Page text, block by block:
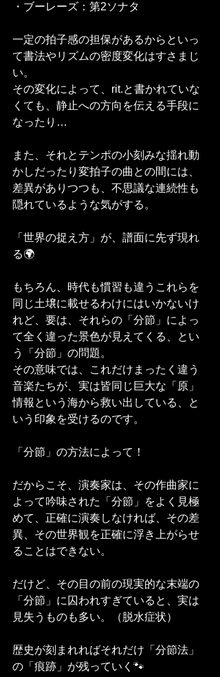
・ブーレーズ：第2ソナタ
一定の拍子感の担保があるからといっ
て書法やリズムの密度変化はすさまじ
い。
その変化によって、rit.と書かれていな
くても、静止への方向を伝える手段に
なったり…
また、それとテンポの小刻みな揺れ動
かしだったり変拍子の曲との間には、
差異がありつつも、不思議な連続性も
隠れているような気がする。
「世界の捉え方」が、譜面に先ず現れ
る🌍
もちろん、時代も慣習も違うこれらを
同じ土壌に載せるわけにはいかないけ
れど、要は、それらの「分節」によっ
て全く違った景色が見えてくる、とい
う「分節」の問題。
その意味では、これだけまったく違う
音楽たちが、実は皆同じ巨大な「原」
情報という海から救い出している、と
いう印象を受けるのです。
「分節」の方法によって！
だからこそ、演奏家は、その作曲家に
よって吟味された「分節」をよく見極
めて、正確に演奏しなければ、その差
異、その世界観を正確に浮き上がらせ
ることはできない。
だけど、その目の前の現実的な末端の
「分節」に囚われすぎていると、実は
見失うものも多い。（脱水症状）
歴史が刻まれればそれだけ「分節法」
の「痕跡」が残っていく🐾